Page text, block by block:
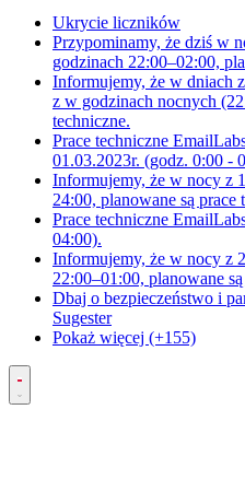
Ukrycie liczników
Przypominamy, że dziś w
godzinach 22:00–02:00,
Informujemy, że w dniach
z w godzinach nocnych
techniczne.
Prace techniczne
01.03.2023r. (godz. 0:00 -
Informujemy, że w nocy z
24:00, planowane są prace
Prace techniczne
04:00).
Informujemy, że w nocy z
22:00–01:00, planowane
Dbaj o bezpieczeństwo i
Sugester
Pokaż więcej (+155)